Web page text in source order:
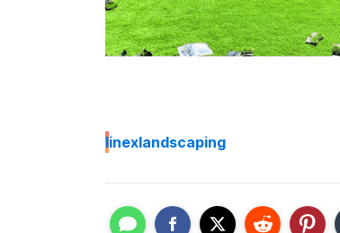
Iinexlandscaping